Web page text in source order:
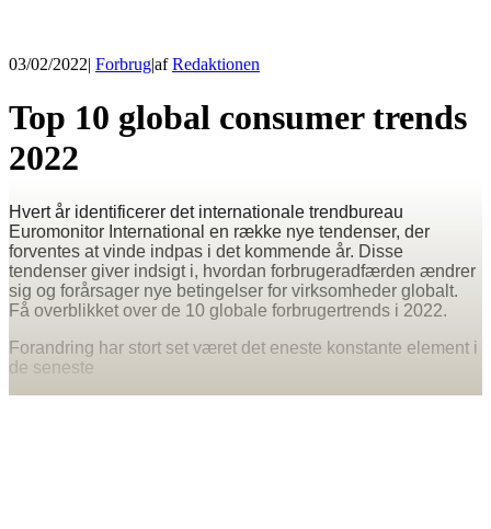
03/02/2022| Forbrug|afRedaktionen
Top 10 global consumer trends
2022
Hvert år identificerer det internationale trendbureau
Euromonitor International en række nye tendenser, der
forventes at vinde indpas i det kommende år. Disse
tendenser giver indsigt i, hvordan forbrugeradfærden ændrer
sig og forårsager nye betingelser for virksomheder globalt.
Få overblikket over de 10 globale forbrugertrends i 2022.
Forandring har stort set været det eneste konstante element i
de seneste